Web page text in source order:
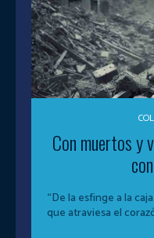
Con muertos y
“De la esfinge a la
que atraviesa el